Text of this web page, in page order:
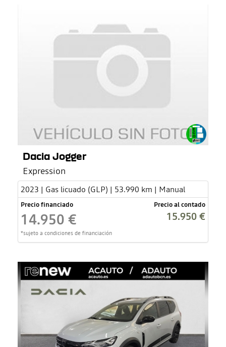
Dacia Jogger
Expression
2023 | Gas licuado (GLP) | 53.990 km | Manual
Precio financiado
14.950 €
*sujeto a condiciones de financiación
Precio al contado
15.950 €